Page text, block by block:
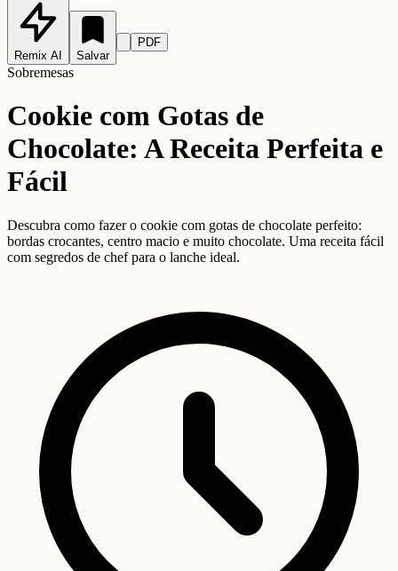
Remix AI Salvar
PDF
Sobremesas
Cookie com Gotas de
Chocolate: A Receita Perfeita e
Fácil
Descubra como fazer o cookie com gotas de chocolate perfeito:
bordas crocantes, centro macio e muito chocolate. Uma receita fácil
com segredos de chef para o lanche ideal.